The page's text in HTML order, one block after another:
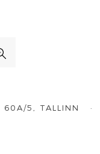
60A/5, TALLINN ·